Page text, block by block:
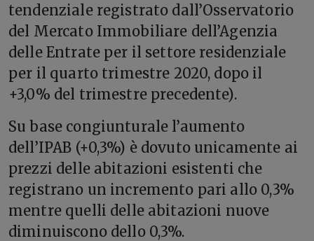
tendenziale registrato dall’Osservatorio
del Mercato Immobiliare dell’Agenzia
delle Entrate per il settore residenziale
per il quarto trimestre 2020, dopo il
+3,0% del trimestre precedente).
Su base congiunturale l’aumento
dell’IPAB (+0,3%) è dovuto unicamente ai
prezzi delle abitazioni esistenti che
registrano un incremento pari allo 0,3%
mentre quelli delle abitazioni nuove
diminuiscono dello 0,3%.